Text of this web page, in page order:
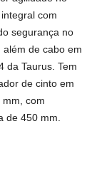
com
segurança no
de cabo em
da Taurus. Tem
de cinto em
com
de 450 mm.